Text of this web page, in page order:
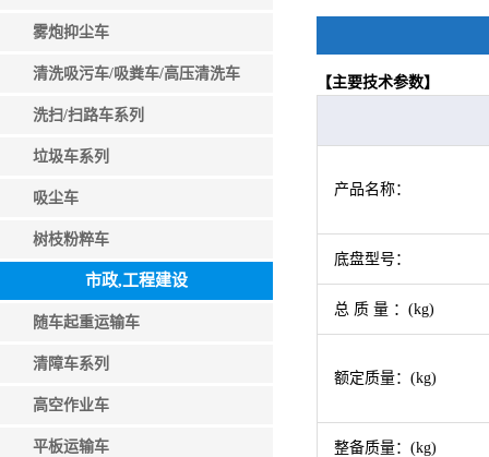
雾炮抑尘车
清洗吸污车/吸粪车/高压清洗车
洗扫/扫路车系列
垃圾车系列
吸尘车
树枝粉粹车
市政,工程建设
随车起重运输车
清障车系列
高空作业车
平板运输车
【主要技术参数】
产品名称：
底盘型号：
总 质 量 ：(kg)
额定质量：(kg)
整备质量：(kg)